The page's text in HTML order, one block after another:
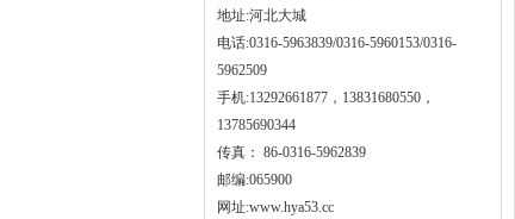
地址:河北大城
电话:0316-5963839/0316-5960153/0316-
5962509
手机:13292661877，13831680550，
13785690344
传真： 86-0316-5962839
邮编:065900
网址:www.hya53.cc